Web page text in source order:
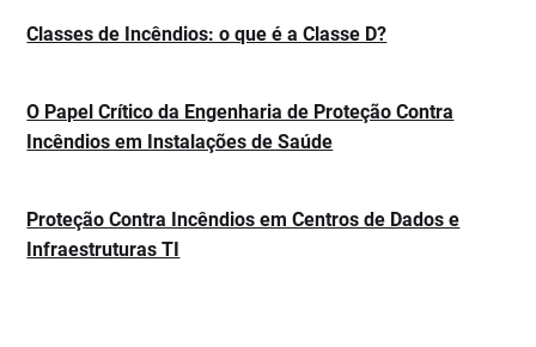
Classes de Incêndios: o que é a Classe D?
O Papel Crítico da Engenharia de Proteção Contra
Incêndios em Instalações de Saúde
Proteção Contra Incêndios em Centros de Dados e
Infraestruturas TI